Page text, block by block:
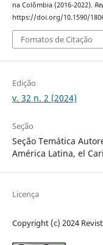
na Colômbia (2016-2022).
https://doi.org/10.1590/
Fomatos de Citação
Edição
v. 32 n. 2 (2024)
Seção
Seção Temática
América Latina, el
Licença
Copyright (c) 2024